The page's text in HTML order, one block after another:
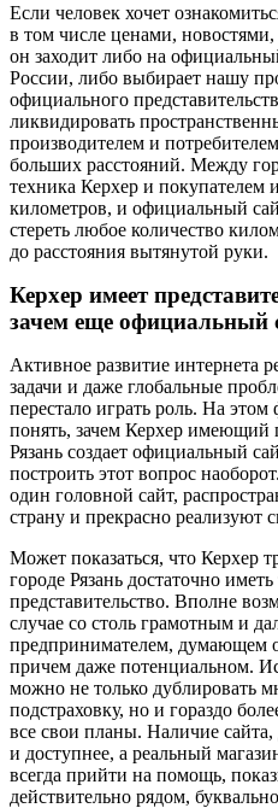
Если человек хочет
в том числе ценами,
он заходит либо на
России, либо выбирает нашу
официального
ликвидировать
производителем и
больших расстояний. Между
техника Керхер и покупателем
километров, и официальный
стереть любое количество
до расстояния вытянутой руки.
Керхер имеет
зачем еще официальный
Активное развитие интернета
задачи и даже глобальные
перестало играть роль. На
понять, зачем Керхер имеющий
Рязань создает официальный
построить этот вопрос
один головной сайт,
страну и прекрасно
Может показаться, что Керхер
городе Рязань достаточно
представительство. Вполне
случае со столь грамотным и
предпринимателем, думающем
причем даже потенциальном.
можно не только дублировать
подстраховку, но и гораздо
все свои планы. Наличие
и доступнее, а реальный
всегда прийти на помощь,
действительно рядом,